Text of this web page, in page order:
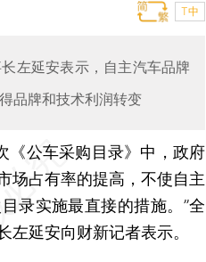
T中
左延安表示，自主汽车品牌
品牌和技术利润转变
《公车采购目录》中，政府
场占有率的提高，不使自主
录实施最直接的措施。”全
左延安向财新记者表示。